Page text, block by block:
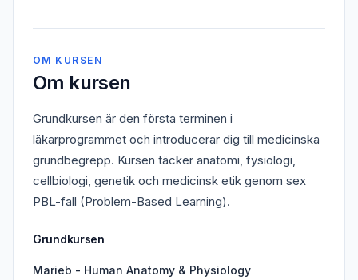
OM KURSEN
Om kursen
Grundkursen är den första terminen i
läkarprogrammet och introducerar dig till medicinska
grundbegrepp. Kursen täcker anatomi, fysiologi,
cellbiologi, genetik och medicinsk etik genom sex
PBL-fall (Problem-Based Learning).
Grundkursen
Marieb - Human Anatomy & Physiology